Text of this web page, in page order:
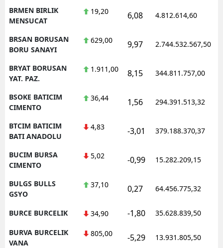
BRMEN BIRLIK
MENSUCAT
19,20 6,08 4.812.614,60
BRSAN BORUSAN
BORU SANAYI
629,00 9,97 2.744.532.567,50
BRYAT BORUSAN
YAT. PAZ.
1.911,00 8,15 344.811.757,00
BSOKE BATICIM
CIMENTO
36,44 1,56 294.391.513,32
BTCIM BATICIM
BATI ANADOLU
4,83 -3,01 379.188.370,37
BUCIM BURSA
CIMENTO
5,02 -0,99 15.282.209,15
BULGS BULLS
GSYO
37,10 0,27 64.456.775,32
BURCE BURCELIK 34,90 -1,80 35.628.839,50
BURVA BURCELIK
VANA
805,00 -5,29 13.931.805,50